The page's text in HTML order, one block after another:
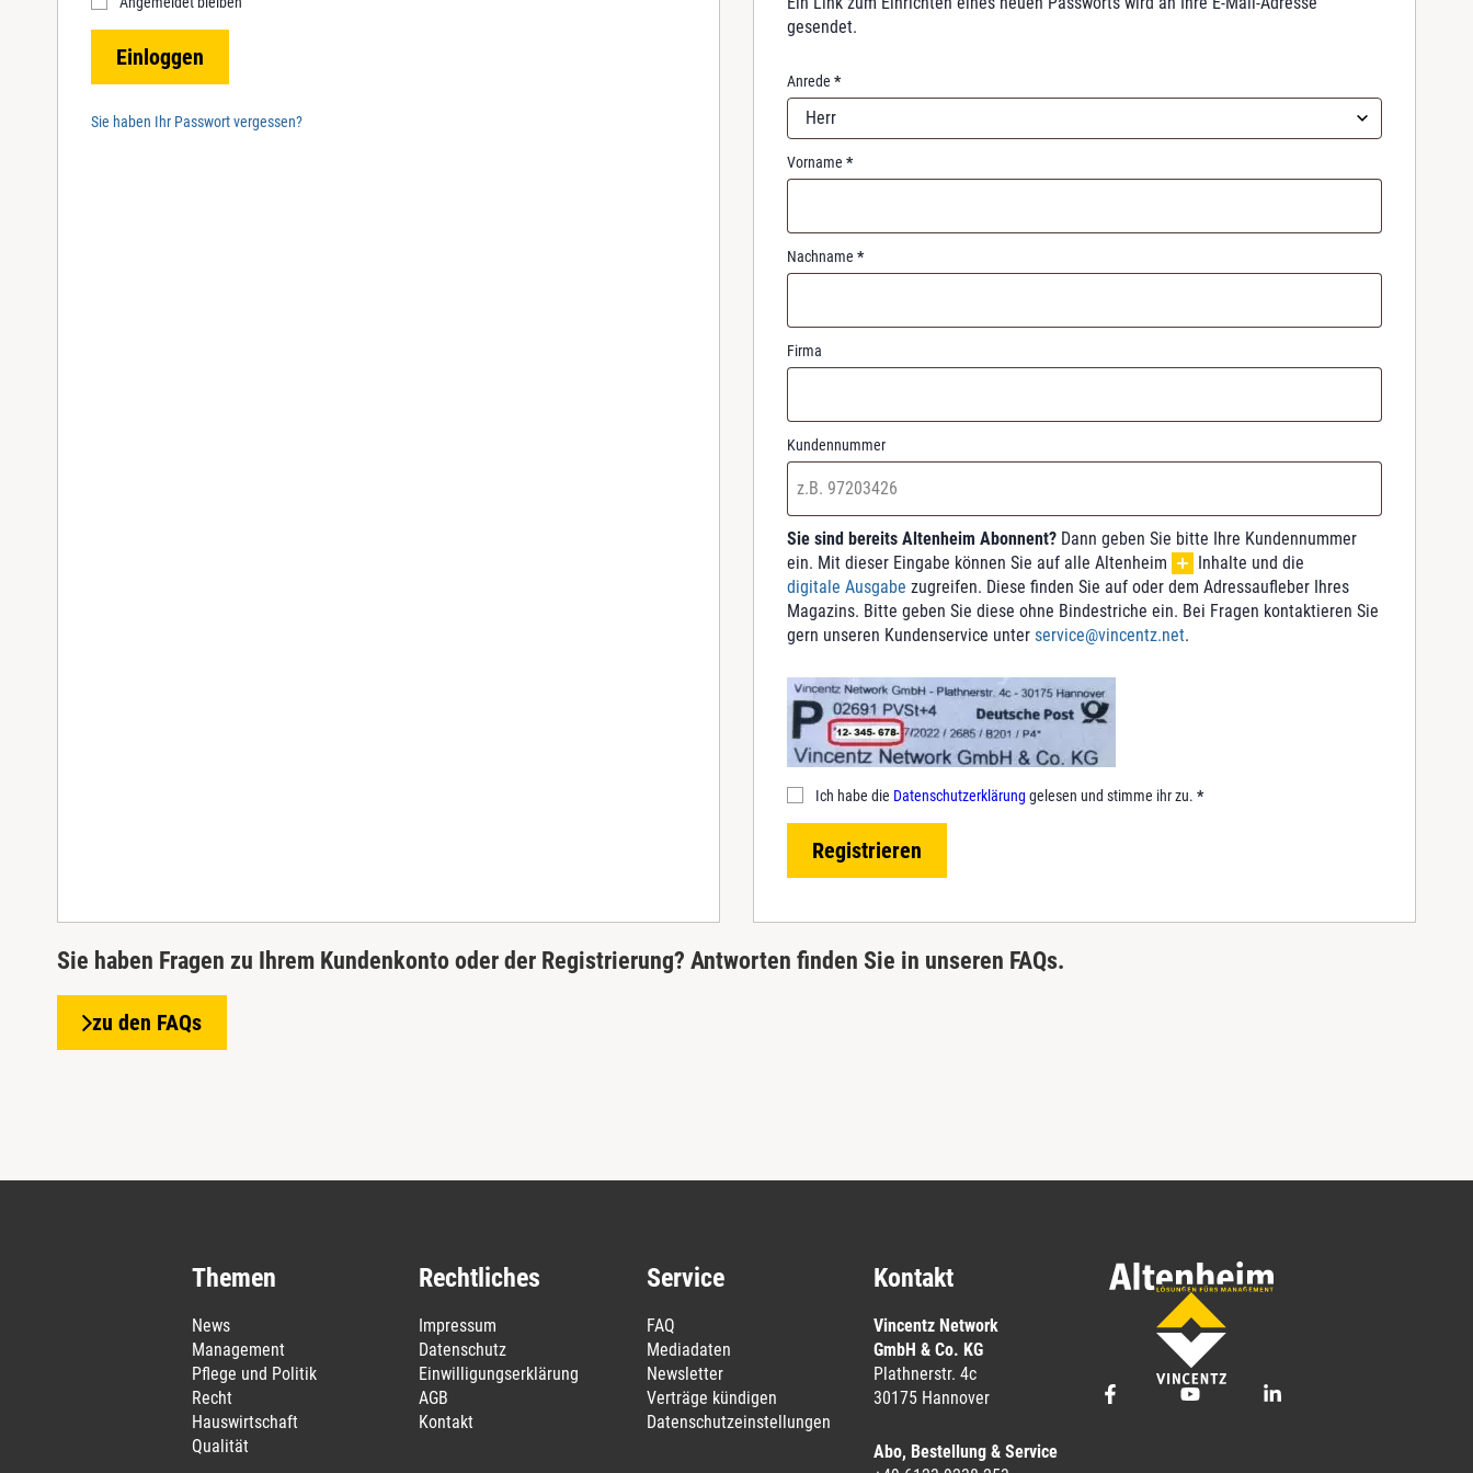
d
Einloggen
Sie haben Ihr Passwort vergessen?
gesendet.
Anrede *
Herr
Vorname *
Nachname *
Firma
Kundennummer
Sie sind bereits Altenheim Abonnent? Dann geben Sie bitte Ihre Kundennummer
ein. Mit dieser Eingabe können Sie auf alle Altenheim
Inhalte und die
digitale Ausgabe zugreifen. Diese finden Sie auf oder dem Adressaufleber Ihres
Magazins. Bitte geben Sie diese ohne Bindestriche ein. Bei Fragen kontaktieren Sie
gern unseren Kundenservice unter service@vincentz.net.
Ich habe die Datenschutzerklärung gelesen und stimme ihr zu. *
Registrieren
Sie haben Fragen zu Ihrem Kundenkonto oder der Registrierung? Antworten finden Sie in unseren FAQs.
zu den FAQs
Themen
News
Management
Pflege und Politik
Recht
Hauswirtschaft
Qualität
Rechtliches
Impressum
Datenschutz
Einwilligungserklärung
AGB
Kontakt
Service
FAQ
Mediadaten
Newsletter
Verträge kündigen
Datenschutzeinstellungen
Kontakt
Vincentz Network
GmbH & Co. KG
Plathnerstr. 4c
30175 Hannover
Abo, Bestellung & Service